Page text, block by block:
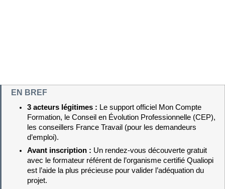
EN BREF
3 acteurs légitimes : Le support officiel Mon Compte
Formation, le Conseil en Évolution Professionnelle (CEP),
les conseillers France Travail (pour les demandeurs
d’emploi).
Avant inscription : Un rendez-vous découverte gratuit
avec le formateur référent de l’organisme certifié Qualiopi
est l’aide la plus précieuse pour valider l’adéquation du
projet.